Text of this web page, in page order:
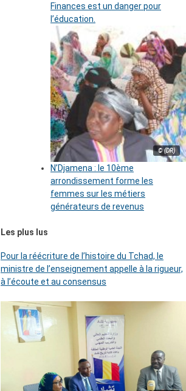
Finances est un danger pour
l’éducation.
© (DR)
N’Djamena : le 10ème
arrondissement forme les
femmes sur les métiers
générateurs de revenus
Les plus lus
Pour la réécriture de l’histoire du Tchad, le
ministre de l’enseignement appelle à la rigueur,
à l’écoute et au consensus